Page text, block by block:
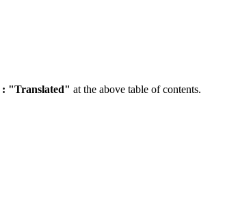
: "Translated" at the above table of contents.